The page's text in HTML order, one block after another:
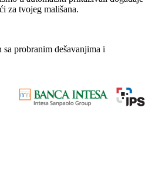
za tvojeg mališana.
probranim dešavanjima i